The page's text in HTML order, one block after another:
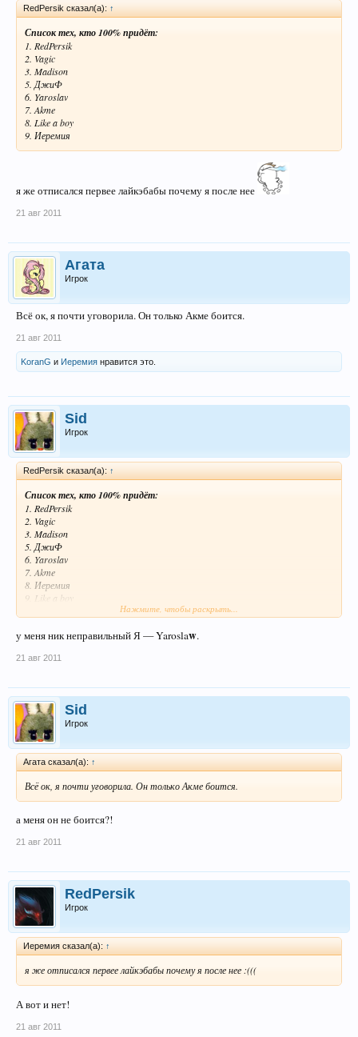
RedPersik сказал(а): ↑
Список тех, кто 100% придёт:
1. RedPersik
2. Vagic
3. Madison
5. ДжиФ
6. Yaroslav
7. Akme
8. Like a boy
9. Иеремия
я же отписался первее лайкэбабы почему я после нее
21 авг 2011
Агата
Игрок
Всё ок, я почти уговорила. Он только Акме боится.
21 авг 2011
KoranG и Иеремия нравится это.
Sid
Игрок
RedPersik сказал(а): ↑
Список тех, кто 100% придёт:
1. RedPersik
2. Vagic
3. Madison
5. ДжиФ
6. Yaroslav
7. Akme
8. Иеремия
9. Like a boy
1. Агата
Нажмите, чтобы раскрыть...
у меня ник неправильный Я — Yaroslaw.
21 авг 2011
Sid
Игрок
Агата сказал(а): ↑
Всё ок, я почти уговорила. Он только Акме боится.
а меня он не боится?!
21 авг 2011
RedPersik
Игрок
Иеремия сказал(а): ↑
я же отписался первее лайкэбабы почему я после нее :(((
А вот и нет!
21 авг 2011